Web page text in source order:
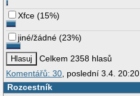
Xfce (15%)
jiné/žádné (23%)
Celkem 2358 hlasů
Komentářů: 30, poslední 3.4. 20:20
Rozcestník